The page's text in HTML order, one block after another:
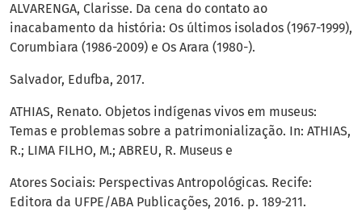
ALVARENGA, Clarisse. Da cena do contato ao
inacabamento da história: Os últimos isolados (1967-1999),
Corumbiara (1986-2009) e Os Arara (1980-).
Salvador, Edufba, 2017.
ATHIAS, Renato. Objetos indígenas vivos em museus:
Temas e problemas sobre a patrimonialização. In: ATHIAS,
R.; LIMA FILHO, M.; ABREU, R. Museus e
Atores Sociais: Perspectivas Antropológicas. Recife:
Editora da UFPE/ABA Publicações, 2016. p. 189-211.